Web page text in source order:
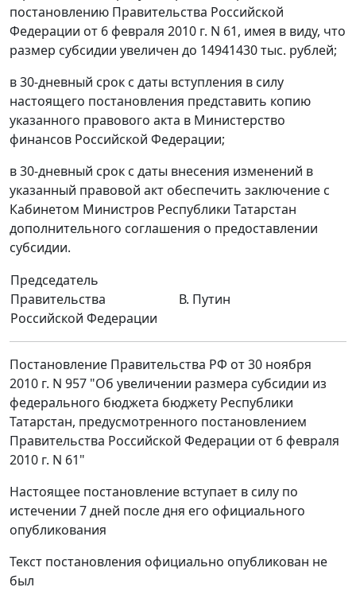
постановлению Правительства Российской
Федерации от 6 февраля 2010 г. N 61, имея в виду, что
размер субсидии увеличен до 14941430 тыс. рублей;
в 30-дневный срок с даты вступления в силу
настоящего постановления представить копию
указанного правового акта в Министерство
финансов Российской Федерации;
в 30-дневный срок с даты внесения изменений в
указанный правовой акт обеспечить заключение с
Кабинетом Министров Республики Татарстан
дополнительного соглашения о предоставлении
субсидии.
Председатель
Правительства
Российской Федерации
В. Путин
Постановление Правительства РФ от 30 ноября
2010 г. N 957 "Об увеличении размера субсидии из
федерального бюджета бюджету Республики
Татарстан, предусмотренного постановлением
Правительства Российской Федерации от 6 февраля
2010 г. N 61"
Настоящее постановление вступает в силу по
истечении 7 дней после дня его официального
опубликования
Текст постановления официально опубликован не
был